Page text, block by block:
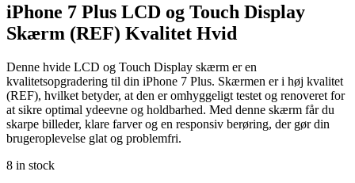
iPhone 7 Plus LCD og Touch Display
Skærm (REF) Kvalitet Hvid
Denne hvide LCD og Touch Display skærm er en
kvalitetsopgradering til din iPhone 7 Plus. Skærmen er i høj kvalitet
(REF), hvilket betyder, at den er omhyggeligt testet og renoveret for
at sikre optimal ydeevne og holdbarhed. Med denne skærm får du
skarpe billeder, klare farver og en responsiv berøring, der gør din
brugeroplevelse glat og problemfri.
8 in stock